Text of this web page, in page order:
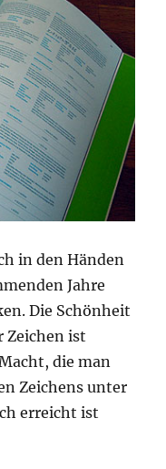
in den Händen
Jahre
Die Schönheit
Zeichen ist
die man
Zeichens unter
erreicht ist